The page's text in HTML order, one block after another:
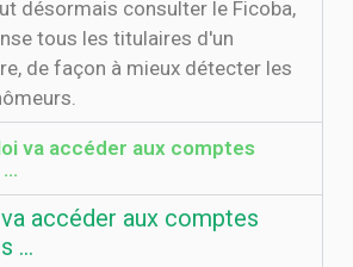
désormais consulter le Ficoba,
tous les titulaires d'un
de façon à mieux détecter les
va accéder aux comptes
…
accéder aux comptes
…